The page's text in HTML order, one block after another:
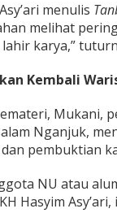
menulis
melihat
karya,”
Kembali
Mukani,
Nganjuk,
pembuktian
NU atau
Hasyim